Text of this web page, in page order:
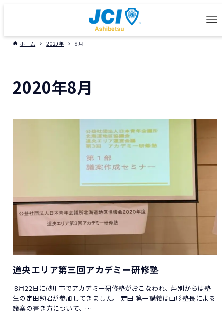
ホーム 2020年 8月
2020年8月
道央エリア第三回アカデミー研修塾
8月22日に砂川市でアカデミー研修塾がおこなわれ、芦別からは塾
生の定田勉君が参加してきました。 定田 第一講義は山形塾長による
議案の書き方について、…